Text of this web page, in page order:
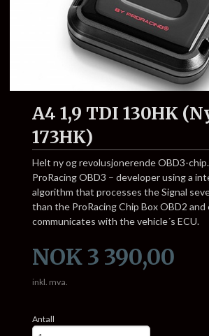
A4 1,9 TDI 130HK
173HK)
Helt ny og revolusjonerende OBD3-
ProRacing OBD3 – developer using a
algorithm that processes the Signal
than the ProRacing Chip Box OBD2
communicates with the vehicle´s ECU.
Pris
NOK 3 390,00
inkl. mva.
Antall